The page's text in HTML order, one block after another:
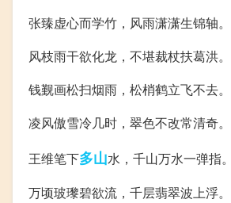
张臻虚心而学竹，风雨潇潇生锦轴。
风枝雨干欲化龙，不堪裁杖扶葛洪。
钱觐画松扫烟雨，松梢鹤立飞不去。
凌风傲雪冷几时，翠色不改常清奇。
王维笔下多山水，千山万水一弹指。
万顷玻瓈碧欲流，千层翡翠波上浮。